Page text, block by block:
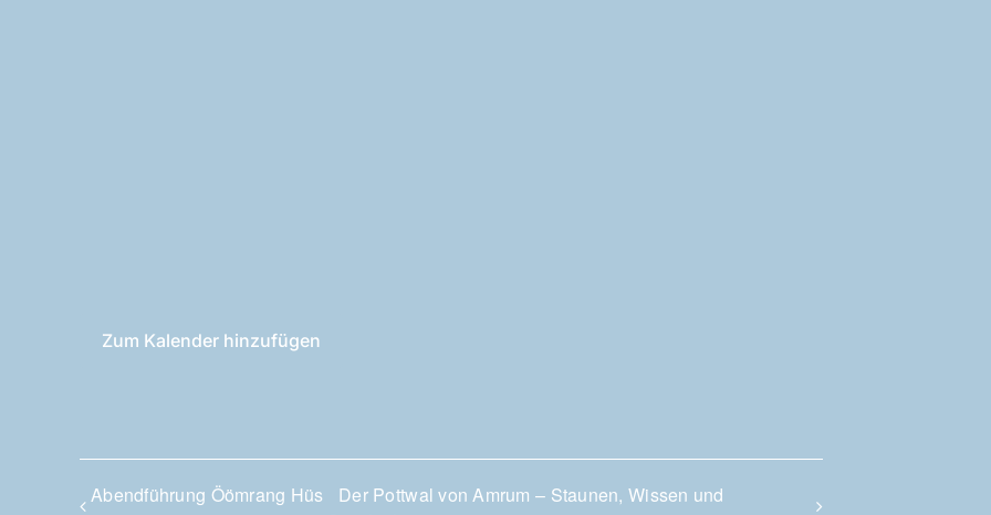
Zum Kalender hinzufügen
Abend­füh­rung Ööm­rang Hüs
Der Pott­wal von Amrum – Stau­nen, Wis­sen und